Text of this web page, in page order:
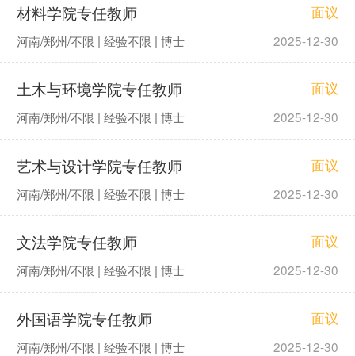
材料学院专任教师 面议
河南/郑州/不限 | 经验不限 | 博士 2025-12-30
土木与环境学院专任教师 面议
河南/郑州/不限 | 经验不限 | 博士 2025-12-30
艺术与设计学院专任教师 面议
河南/郑州/不限 | 经验不限 | 博士 2025-12-30
文法学院专任教师 面议
河南/郑州/不限 | 经验不限 | 博士 2025-12-30
外国语学院专任教师 面议
河南/郑州/不限 | 经验不限 | 博士 2025-12-30